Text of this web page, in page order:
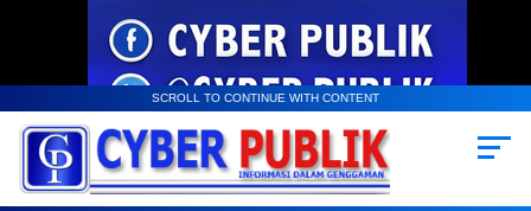
SCROLL TO CONTINUE WITH CONTENT